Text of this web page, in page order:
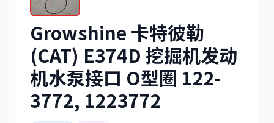
博世
洋马
Growshine 卡特彼勒
(CAT) E374D 挖掘机发动
机水泵接口 O型圈 122-
3772, 1223772